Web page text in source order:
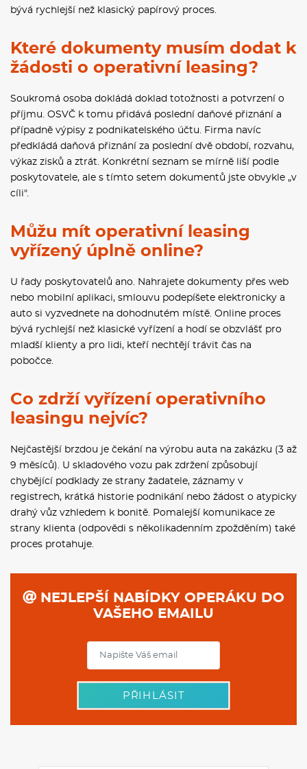
bývá rychlejší než klasický papírový proces.
Které dokumenty musím dodat k
žádosti o operativní leasing?
Soukromá osoba dokládá doklad totožnosti a potvrzení o
příjmu. OSVČ k tomu přidává poslední daňové přiznání a
případně výpisy z podnikatelského účtu. Firma navíc
předkládá daňová přiznání za poslední dvě období, rozvahu,
výkaz zisků a ztrát. Konkrétní seznam se mírně liší podle
poskytovatele, ale s tímto setem dokumentů jste obvykle „v
cíli".
Můžu mít operativní leasing
vyřízený úplně online?
U řady poskytovatelů ano. Nahrajete dokumenty přes web
nebo mobilní aplikaci, smlouvu podepíšete elektronicky a
auto si vyzvednete na dohodnutém místě. Online proces
bývá rychlejší než klasické vyřízení a hodí se obzvlášť pro
mladší klienty a pro lidi, kteří nechtějí trávit čas na
pobočce.
Co zdrží vyřízení operativního
leasingu nejvíc?
Nejčastější brzdou je čekání na výrobu auta na zakázku (3 až
9 měsíců). U skladového vozu pak zdržení způsobují
chybějící podklady ze strany žadatele, záznamy v
registrech, krátká historie podnikání nebo žádost o atypicky
drahý vůz vzhledem k bonitě. Pomalejší komunikace ze
strany klienta (odpovědi s několikadenním zpožděním) také
proces protahuje.
NEJLEPŠÍ NABÍDKY OPERÁKU DO
VAŠEHO EMAILU
PŘIHLÁSIT